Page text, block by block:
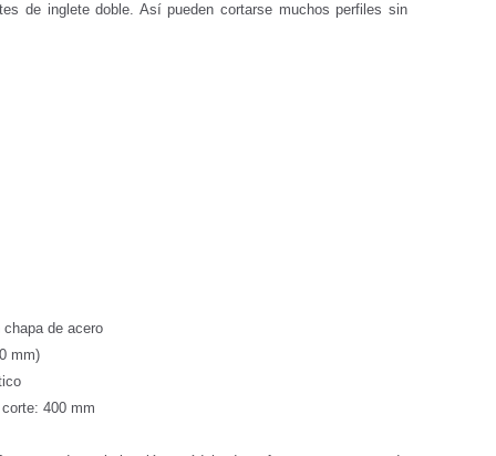
de inglete doble. Así pueden cortarse muchos perfiles sin
de acero
mm)
400 mm